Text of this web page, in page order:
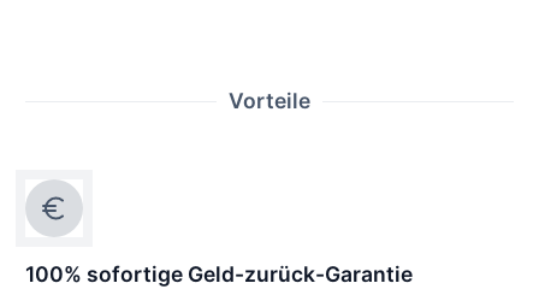
Vorteile
100% sofortige Geld-zurück-Garantie